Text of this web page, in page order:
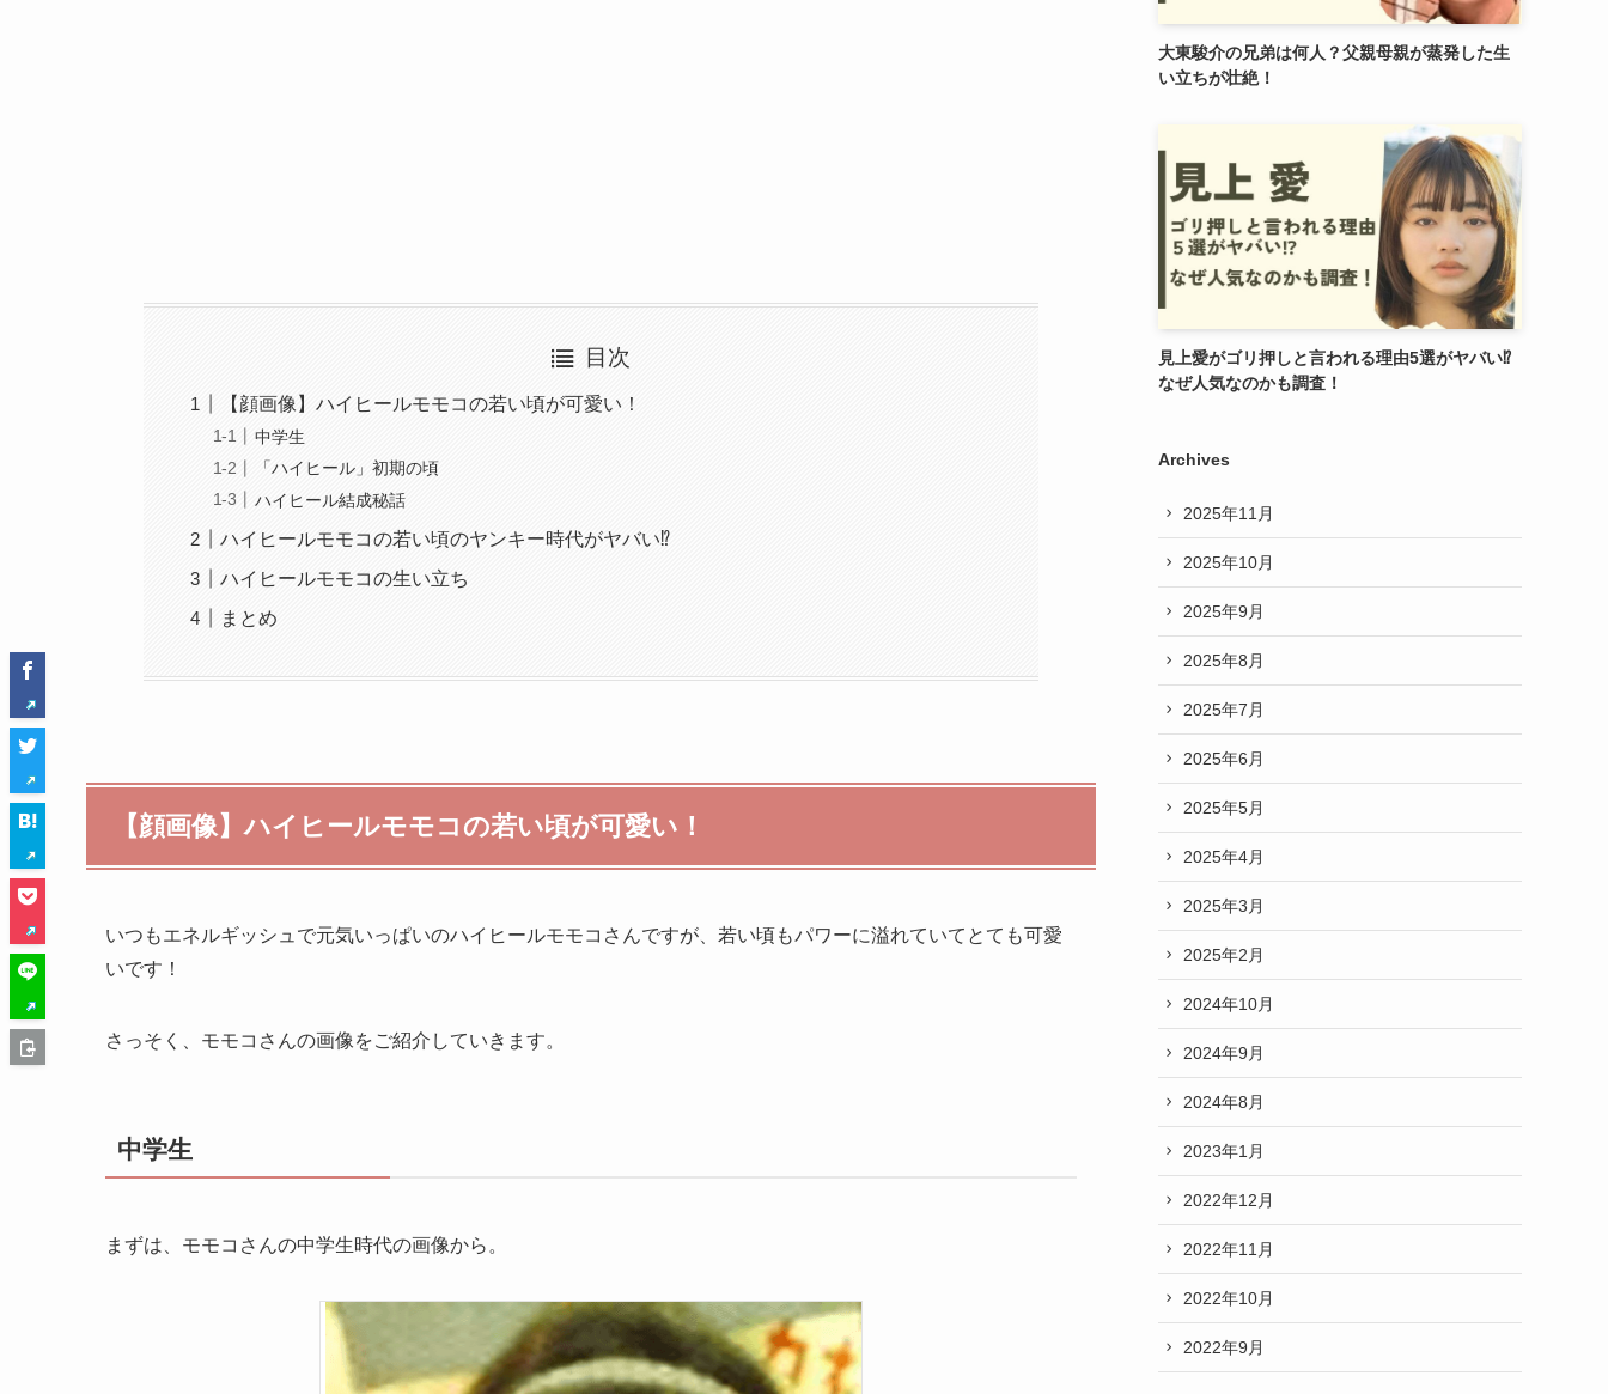
目次
【顔画像】ハイヒールモモコの若い頃が可愛い！
中学生
「ハイヒール」初期の頃
ハイヒール結成秘話
ハイヒールモモコの若い頃のヤンキー時代がヤバい⁉
ハイヒールモモコの生い立ち
まとめ
【顔画像】ハイヒールモモコの若い頃が可愛い！
いつもエネルギッシュで元気いっぱいのハイヒールモモコさんですが、若い頃もパワーに溢れていてとても可愛
いです！
さっそく、モモコさんの画像をご紹介していきます。
中学生
まずは、モモコさんの中学生時代の画像から。
大東駿介の兄弟は何人？父親母親が蒸発した生
い立ちが壮絶！
見上愛がゴリ押しと言われる理由5選がヤバい⁉︎
なぜ人気なのかも調査！
Archives
2025年11月
2025年10月
2025年9月
2025年8月
2025年7月
2025年6月
2025年5月
2025年4月
2025年3月
2025年2月
2024年10月
2024年9月
2024年8月
2023年1月
2022年12月
2022年11月
2022年10月
2022年9月